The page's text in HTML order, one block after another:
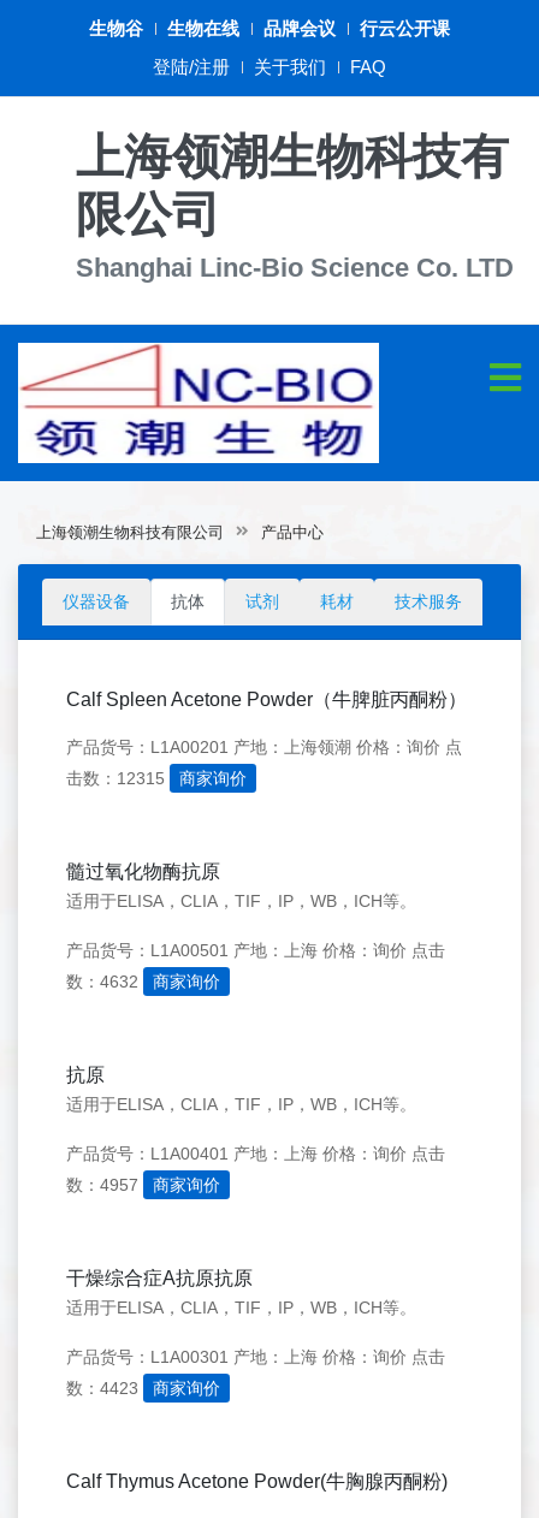
生物谷 生物在线 品牌会议
行云公开课
登陆/注册
关于我们 FAQ
上海领潮生物科技有
限公司
Shanghai Linc-Bio Science Co. LTD
上海领潮生物科技有限公司 产品中心
仪器设备 抗体 试剂 耗材 技术服务
Calf Spleen Acetone Powder（牛脾脏丙酮粉）
产品货号：L1A00201 产地：上海领潮 价格：询价 点
击数：12315
商家询价
髓过氧化物酶抗原
适用于ELISA，CLIA，TIF，IP，WB，ICH等。
产品货号：L1A00501 产地：上海 价格：询价 点击
数：4632
商家询价
抗原
适用于ELISA，CLIA，TIF，IP，WB，ICH等。
产品货号：L1A00401 产地：上海 价格：询价 点击
数：4957
商家询价
干燥综合症A抗原抗原
适用于ELISA，CLIA，TIF，IP，WB，ICH等。
产品货号：L1A00301 产地：上海 价格：询价 点击
数：4423
商家询价
Calf Thymus Acetone Powder(牛胸腺丙酮粉)